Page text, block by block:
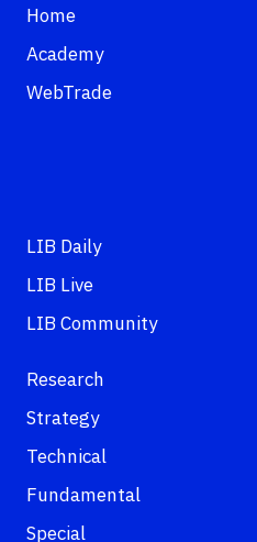
Home
Academy
WebTrade
LIB Daily
LIB Live
LIB Community
Research
Strategy
Technical
Fundamental
Special